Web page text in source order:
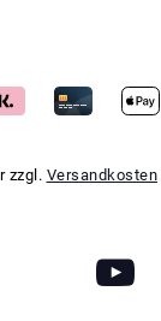
zzgl. Versandkosten